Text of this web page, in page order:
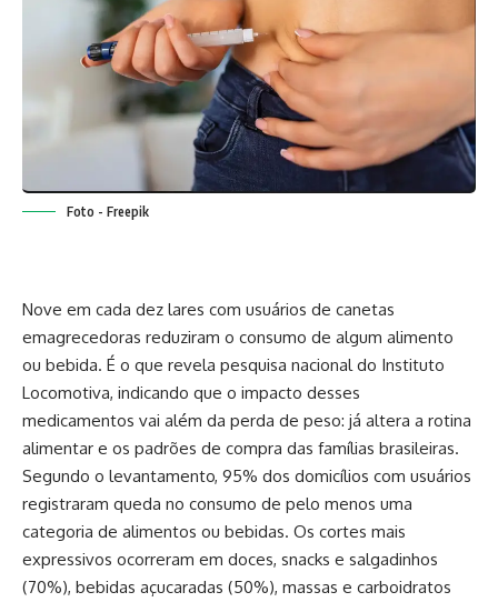
Foto - Freepik
Nove em cada dez lares com usuários de canetas
emagrecedoras reduziram o consumo de algum alimento
ou bebida. É o que revela pesquisa nacional do Instituto
Locomotiva, indicando que o impacto desses
medicamentos vai além da perda de peso: já altera a rotina
alimentar e os padrões de compra das famílias brasileiras.
Segundo o levantamento, 95% dos domicílios com usuários
registraram queda no consumo de pelo menos uma
categoria de alimentos ou bebidas. Os cortes mais
expressivos ocorreram em doces, snacks e salgadinhos
(70%), bebidas açucaradas (50%), massas e carboidratos